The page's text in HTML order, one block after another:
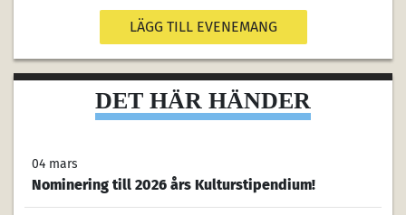
LÄGG TILL EVENEMANG
DET HÄR HÄNDER
04 mars
Nominering till 2026 års Kulturstipendium!